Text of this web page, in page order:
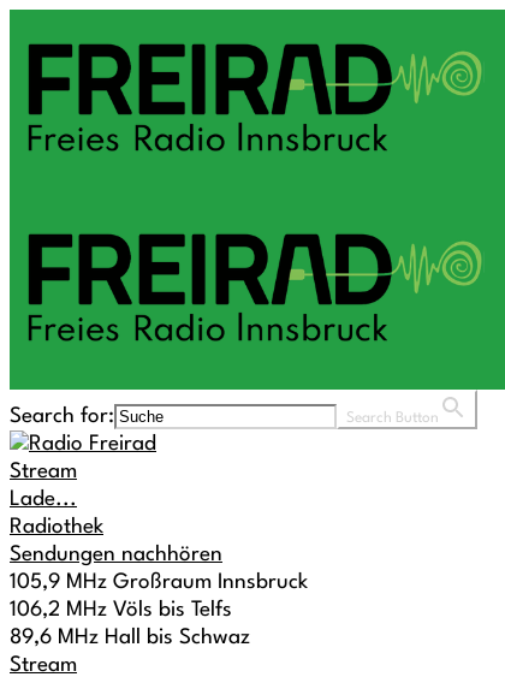
Search for: Search Button
Stream
Lade...
Radiothek
Sendungen nachhören
105,9 MHz Großraum Innsbruck
106,2 MHz Völs bis Telfs
89,6 MHz Hall bis Schwaz
Stream